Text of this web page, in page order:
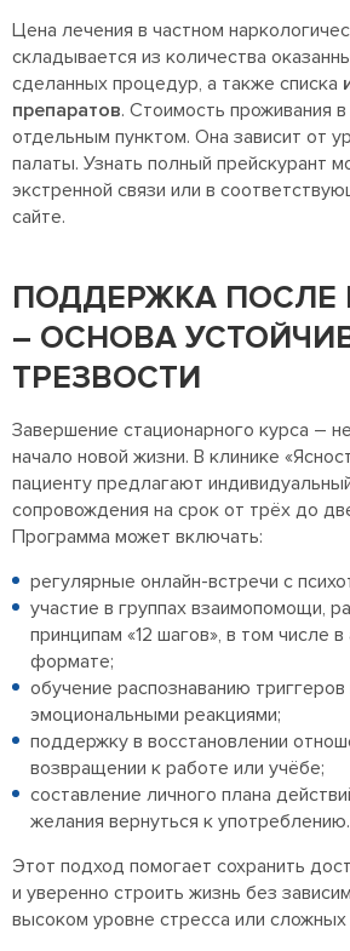
Цена лечения в частном
складывается из количества
сделанных процедур, а также списка
препаратов. Стоимость проживания
отдельным пунктом. Она зависит от
палаты. Узнать полный прейскурант
экстренной связи или в
сайте.
ПОДДЕРЖКА ПОСЛЕ
– ОСНОВА
ТРЕЗВОСТИ
Завершение стационарного курса –
начало новой жизни. В клинике
пациенту предлагают
сопровождения на срок от трёх до
Программа может включать:
регулярные онлайн-встречи с
участие в группах взаимопомощи,
принципам «12 шагов», в том числе
формате;
обучение распознаванию
эмоциональными реакциями;
поддержку в восстановлении
возвращении к работе или учёбе;
составление личного плана
желания вернуться к употреблению.
Этот подход помогает сохранить
и уверенно строить жизнь без
высоком уровне стресса или сложных